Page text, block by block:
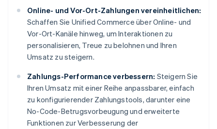
Online- und Vor-Ort-Zahlungen vereinheitlichen:
Schaffen Sie Unified Commerce über Online- und
Vor-Ort-Kanäle hinweg, um Interaktionen zu
personalisieren, Treue zu belohnen und Ihren
Umsatz zu steigern.
Zahlungs-Performance verbessern: Steigern Sie
Ihren Umsatz mit einer Reihe anpassbarer, einfach
zu konfigurierender Zahlungstools, darunter eine
No-Code-Betrugsvorbeugung und erweiterte
Funktionen zur Verbesserung der